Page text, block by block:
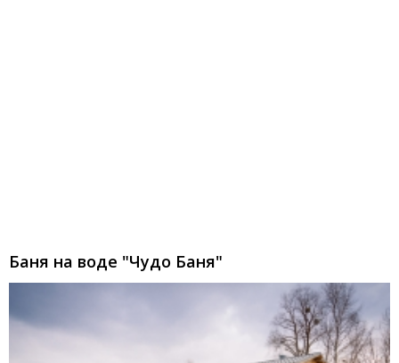
Баня на воде "Чудо Баня"